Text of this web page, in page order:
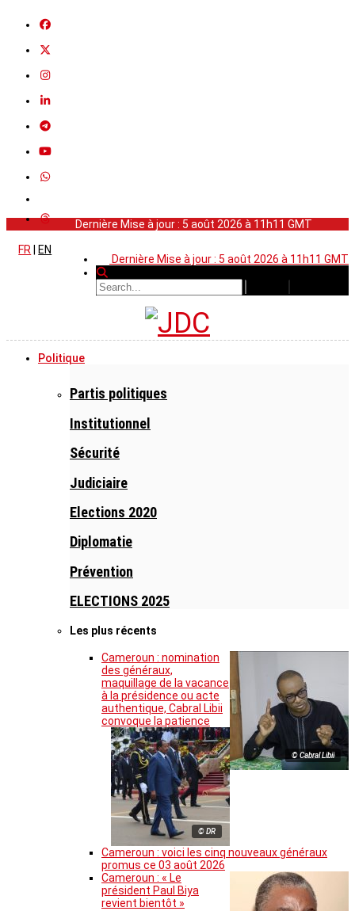
Dernière Mise à jour : 5 août 2026 à 11h11 GMT
Dernière Mise à jour : 5 août 2026 à 11h11 GMT
FR
EN
Politique
Partis politiques
Institutionnel
Sécurité
Judiciaire
Elections 2020
Diplomatie
Prévention
ELECTIONS 2025
Les plus récents
© Cabral Libii
Cameroun : nomination
des généraux,
maquillage de la vacance
à la présidence ou acte
authentique, Cabral Libii
convoque la patience
© DR
Cameroun : voici les cinq nouveaux généraux
promus ce 03 août 2026
Cameroun : « Le
président Paul Biya
revient bientôt »